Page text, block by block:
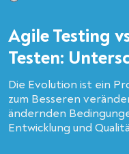
Agile Testing
Testen:
Die Evolution ist ein
zum Besseren
ändernden
Entwicklung und